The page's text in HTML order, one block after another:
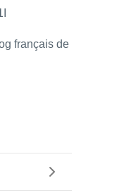
français de